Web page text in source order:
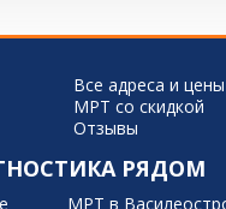
Все адреса и
МРТ со скидкой
Отзывы
РЯДОМ
МРТ в